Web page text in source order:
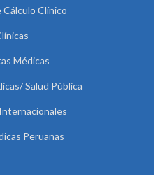
Clínico
Médicas
Salud Pública
Peruanas